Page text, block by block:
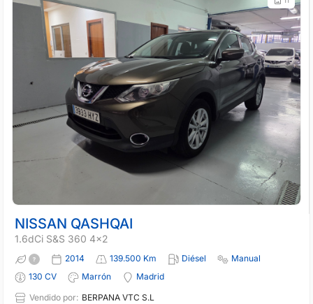
NISSAN QASHQAI
1.6dCi S&S 360 4x2
2014 139.500 Km Diésel
Manual
130 CV
Marrón
Madrid
Vendido por: BERPANA VTC S.L